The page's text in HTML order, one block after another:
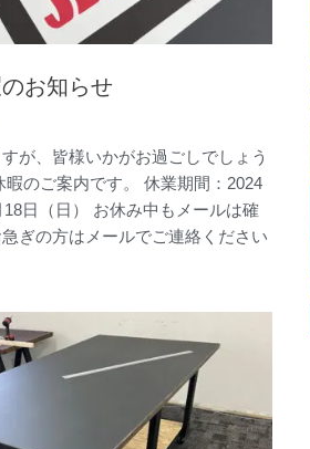
お知らせ
が、皆様いかがお過ごしでしょう
のご案内です。 休業期間：2024
日（日） お休み中もメールは確
ぎの方はメールでご連絡ください